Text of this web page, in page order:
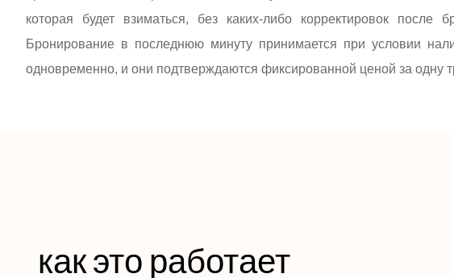
которая будет взиматься, без каких-либо корректировок
Бронирование в последнюю минуту принимается при условии
одновременно, и они подтверждаются фиксированной ценой за одну
как это работает